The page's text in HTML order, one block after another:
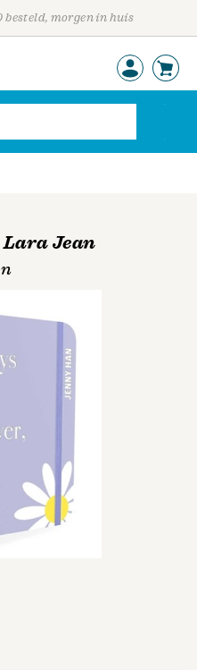
besteld, morgen in huis
Jean